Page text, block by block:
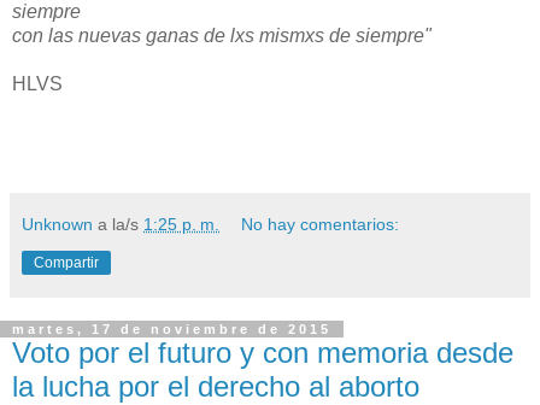
siempre
con las nuevas ganas de lxs mismxs de siempre"
HLVS
Unknown a la/s 1:25 p. m. No hay comentarios:
Compartir
martes, 17 de noviembre de 2015
Voto por el futuro y con memoria desde
la lucha por el derecho al aborto